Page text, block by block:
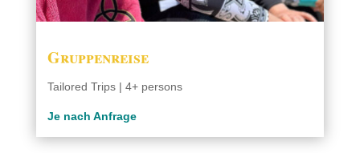
Gruppenreise
Tailored Trips | 4+ persons
Je nach Anfrage